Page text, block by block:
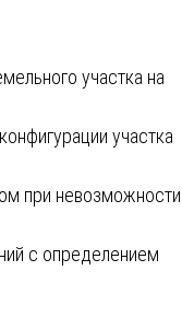
участка на
участка
при невозможности
с определением